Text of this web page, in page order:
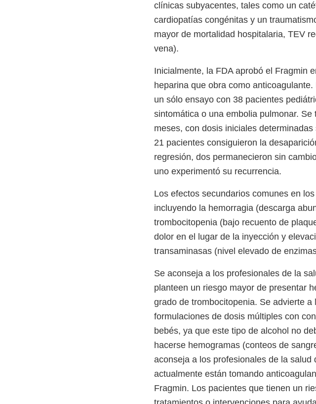
clínicas subyacentes, tales como un
cardiopatías congénitas y un
mayor de mortalidad hospitalaria, TEV
vena).
Inicialmente, la FDA aprobó el Fragmin
heparina que obra como
un sólo ensayo con 38 pacientes
sintomática o una embolia pulmonar.
meses, con dosis iniciales
21 pacientes consiguieron la
regresión, dos permanecieron sin
uno experimentó su recurrencia.
Los efectos secundarios comunes en
incluyendo la hemorragia (descarga
trombocitopenia (bajo recuento de
dolor en el lugar de la inyección y
transaminasas (nivel elevado de
Se aconseja a los profesionales de la
planteen un riesgo mayor de presentar
grado de trombocitopenia. Se advierte
formulaciones de dosis múltiples con
bebés, ya que este tipo de alcohol no
hacerse hemogramas (conteos de
aconseja a los profesionales de la
actualmente están tomando
Fragmin. Los pacientes que tienen un